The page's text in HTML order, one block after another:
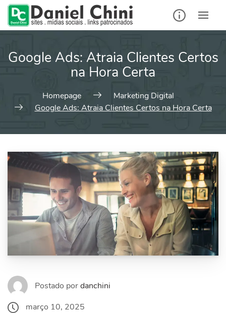
Google Ads: Atraia Clientes Certos
na Hora Certa
Homepage
Marketing Digital
Google Ads: Atraia Clientes Certos na Hora Certa
Postado pordanchini
março 10, 2025